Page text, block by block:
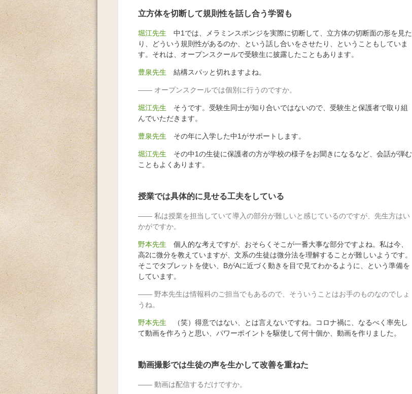
立方体を切断して規則性を話し合う学習も
堀江先生 中1では、メラミンスポンジを実際に切断して、立方体の切断面の形を見た
り、どういう規則性があるのか、という話し合いをさせたり、ということもしていま
す。それは、オープンスクールで受験生に披露したこともあります。
豊泉先生 結構スパッと切れますよね。
オープンスクールでは個別に行うのですか。
堀江先生 そうです。受験生同士が知り合いではないので、受験生と保護者で取り組
んでいただきます。
豊泉先生 その年に入学した中1がサポートします。
堀江先生 その中1の生徒に保護者の方が学校の様子をお聞きになるなど、会話が弾む
こともよくあります。
授業では具体的に見せる工夫をしている
私は授業を担当していて導入の部分が難しいと感じているのですが、先生方はい
かがですか。
野本先生 個人的な考えですが、おそらくそこが一番大事な部分ですよね。私は今、
高2に微分を教えていますが、文系の生徒は微分法を理解することが難しいようです。
そこでタブレットを使い、BがAに近づく動きを目で見てわかるように、という準備を
しています。
野本先生は情報科のご担当でもあるので、そういうことはお手のものなのでしょ
うね。
野本先生 （笑）得意ではない、とは言えないですね。コロナ禍に、なるべく率先し
て動画を作ろうと思い、パワーポイントを駆使して何十個か、動画を作りました。
動画撮影では生徒の声を生かして改善を重ねた
動画は配信するだけですか。